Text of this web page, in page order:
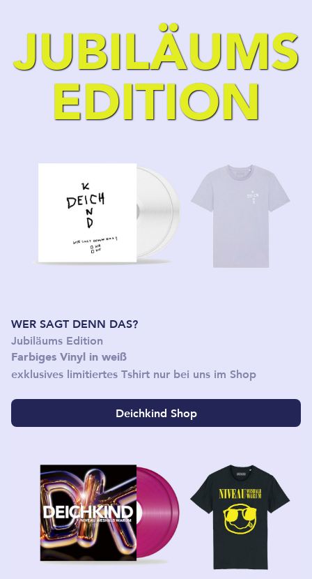
JUBI­LÄUMS
EDITION
WER SAGT DENN DAS?
Jubiläums Edition
Farbiges Vinyl in weiß
exklusives limitiertes Tshirt nur bei uns im Shop
Deichkind Shop